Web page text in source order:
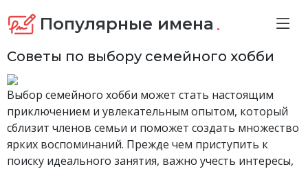
Популярные имена .
Советы по выбору семейного хобби
Выбор семейного хобби может стать настоящим
приключением и увлекательным опытом, который
сблизит членов семьи и поможет создать множество
ярких воспоминаний. Прежде чем приступить к
поиску идеального занятия, важно учесть интересы,